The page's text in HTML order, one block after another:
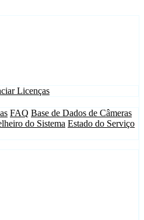
Licenças
FAQ Base de Dados de Câmeras
do Sistema Estado do Serviço